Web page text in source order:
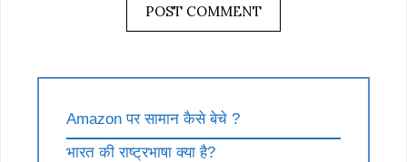
Amazon पर सामान कैसे बेचे ?
भारत की राष्ट्रभाषा क्या है?